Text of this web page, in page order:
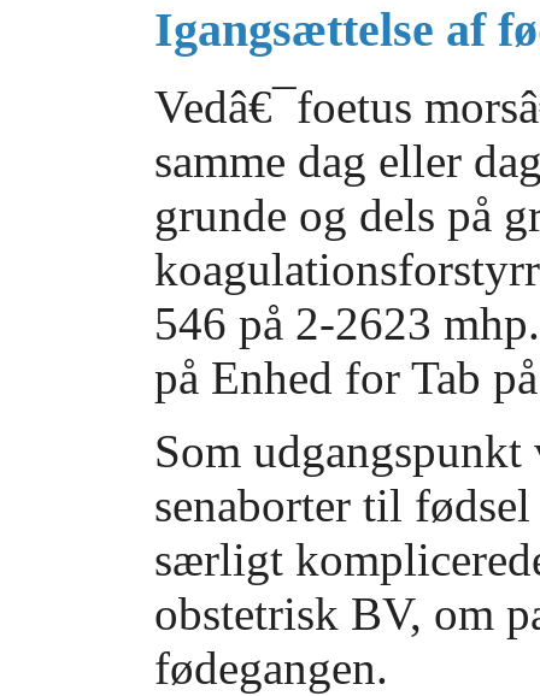
Igangsættelse af
Vedâ€¯foetus
samme dag eller
grunde og dels på
546 på 2-2623
på Enhed for Tab
Som
senaborter til
særligt
obstetrisk BV, om
fødegangen.